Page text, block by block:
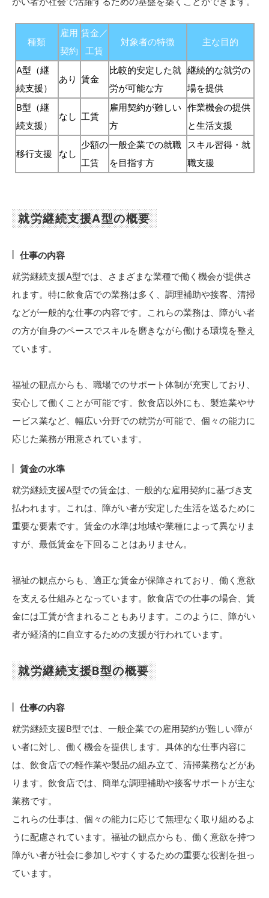
種類
雇用
契約
賃金／
工賃
対象者の特徴 主な目的
A型（継
続支援）
あり 賃金
比較的安定した就
労が可能な方
継続的な就労の
場を提供
B型（継
続支援）
なし 工賃
雇用契約が難しい
方
作業機会の提供
と生活支援
移行支援 なし
少額の
工賃
一般企業での就職
を目指す方
スキル習得・就
職支援
就労継続支援A型の概要
仕事の内容
就労継続支援A型では、さまざまな業種で働く機会が提供さ
れます。特に飲食店での業務は多く、調理補助や接客、清掃
などが一般的な仕事の内容です。これらの業務は、障がい者
の方が自身のペースでスキルを磨きながら働ける環境を整え
ています。
福祉の観点からも、職場でのサポート体制が充実しており、
安心して働くことが可能です。飲食店以外にも、製造業やサ
ービス業など、幅広い分野での就労が可能で、個々の能力に
応じた業務が用意されています。
賃金の水準
就労継続支援A型での賃金は、一般的な雇用契約に基づき支
払われます。これは、障がい者が安定した生活を送るために
重要な要素です。賃金の水準は地域や業種によって異なりま
すが、最低賃金を下回ることはありません。
福祉の観点からも、適正な賃金が保障されており、働く意欲
を支える仕組みとなっています。飲食店での仕事の場合、賃
金には工賃が含まれることもあります。このように、障がい
者が経済的に自立するための支援が行われています。
就労継続支援B型の概要
仕事の内容
就労継続支援B型では、一般企業での雇用契約が難しい障が
い者に対し、働く機会を提供します。具体的な仕事内容に
は、飲食店での軽作業や製品の組み立て、清掃業務などがあ
ります。飲食店では、簡単な調理補助や接客サポートが主な
業務です。
これらの仕事は、個々の能力に応じて無理なく取り組めるよ
うに配慮されています。福祉の観点からも、働く意欲を持つ
障がい者が社会に参加しやすくするための重要な役割を担っ
ています。